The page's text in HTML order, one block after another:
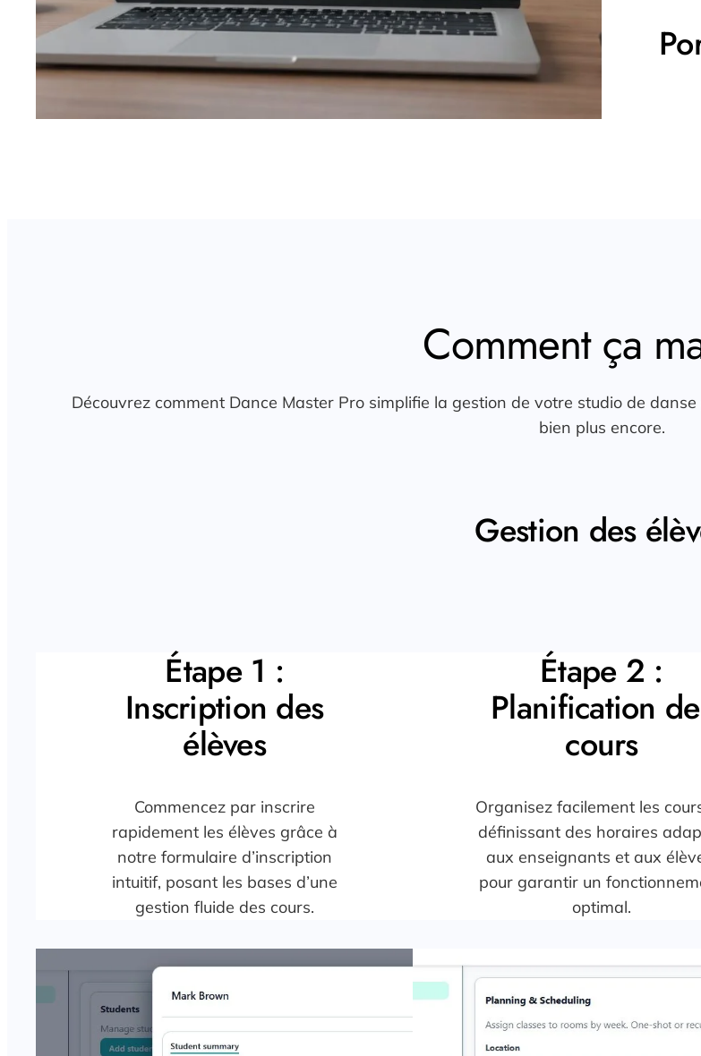
Comment ça
Découvrez comment Dance Master Pro simplifie la gestion de votre studio de
bien plus encore.
Gestion des
Étape 1 :
Inscription des
élèves
Commencez par inscrire
rapidement les élèves grâce à
notre formulaire d’inscription
intuitif, posant les bases d’une
gestion fluide des cours.
Étape 2 :
Planification
cours
Organisez facilement les
définissant des horaires
aux enseignants et aux
pour garantir un
optimal.